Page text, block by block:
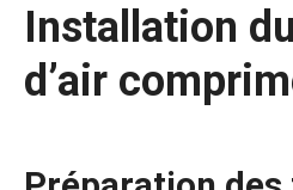
Installation
d’air